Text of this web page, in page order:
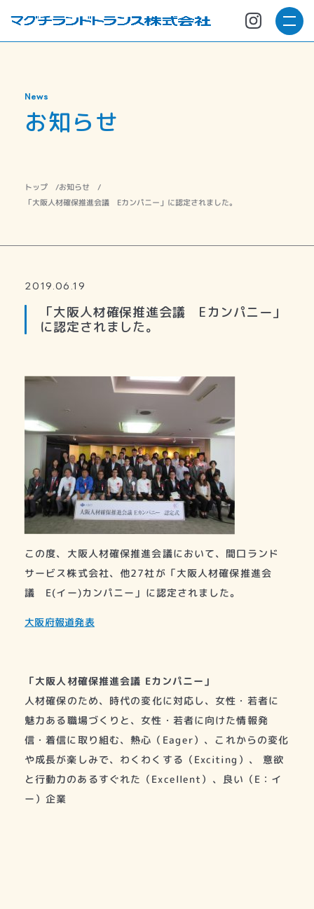
News
お知らせ
トップ お知らせ
「大阪人材確保推進会議 Eカンパニー」に認定されました。
2019.06.19
「大阪人材確保推進会議 Eカンパニー」
に認定されました。
この度、大阪人材確保推進会議において、間口ランド
サービス株式会社、他27社が「大阪人材確保推進会
議 E(イー)カンパニー」に認定されました。
大阪府報道発表
「大阪人材確保推進会議 Eカンパニー」
人材確保のため、時代の変化に対応し、女性・若者に
魅力ある職場づくりと、女性・若者に向けた情報発
信・着信に取り組む、熱心（Eager）、これからの変化
や成長が楽しみで、わくわくする（Exciting）、 意欲
と行動力のあるすぐれた（Excellent）、良い（E：イ
ー）企業